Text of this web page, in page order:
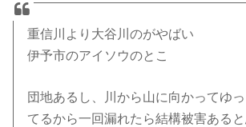
重信川より大谷川のがやばい
伊予市のアイソウのとこ
団地あるし、川から山に向かってゆ
てるから一回漏れたら結構被害あると